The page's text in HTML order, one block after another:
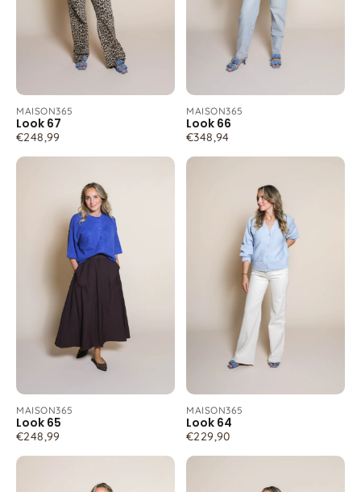
MAISON365
Look 67
€248,99
MAISON365
Look 66
€348,94
MAISON365
Look 65
€248,99
MAISON365
Look 64
€229,90